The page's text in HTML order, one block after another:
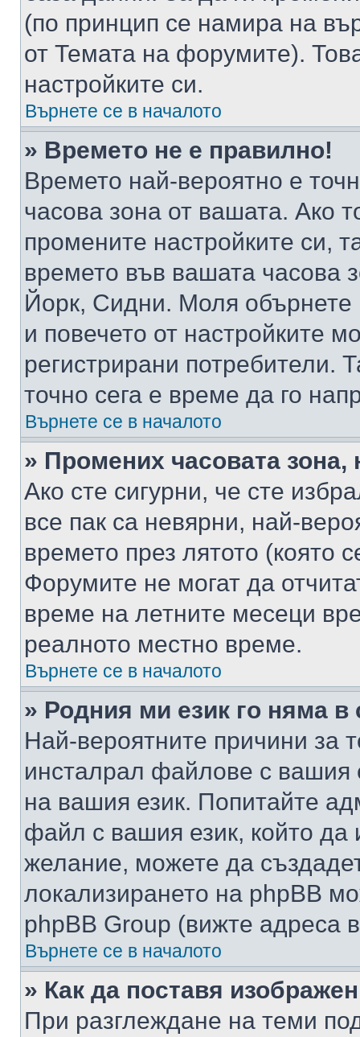
(по принцип се намира на
от Темата на форумите).
настройките си.
Върнете се в началото
» Времето не е правилно!
Времето най-вероятно е
часова зона от вашата. Ако
промените настройките си,
времето във вашата
Йорк, Сидни. Моля обърнете
и повечето от настройките
регистрирани потребители.
точно сега е време да го
Върнете се в началото
» Промених часовата
Ако сте сигурни, че сте
все пак са невярни, най-
времето през лятото (която
Форумите не могат да
време на летните месеци
реалното местно време.
Върнете се в началото
» Родния ми език го няма в
Най-вероятните причини за
инсталрал файлове с вашия
на вашия език. Попитайте
файл с вашия език, който да
желание, можете да
локализирането на phpBB
phpBB Group (вижте адреса
Върнете се в началото
» Как да поставя
При разглеждане на теми